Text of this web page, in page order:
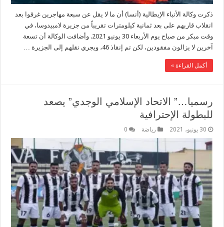
ذكرت وكالة الأنباء الإيطالية (أنسا) أن ما لا يقل عن سبعة مهاجرين غرقوا بعد
انقلاب قاربهم على بعد ثمانية كيلومترات تقريباً من جزيرة لامبيدوسا، في
وقت مبكر من صباح يوم الأربعاء 30 يونيو 2021. وأضافت الوكالة أن تسعة
آخرين لا يزالون مفقودين، لكن تم إنقاذ 46، ويجري نقلهم إلى الجزيرة …
أكمل القراءة »
رسميا…” الاتحاد الإسلامي الوجدي” يصعد
للبطولة الإحترافية
30 يونيو، 2021 رياضة 0